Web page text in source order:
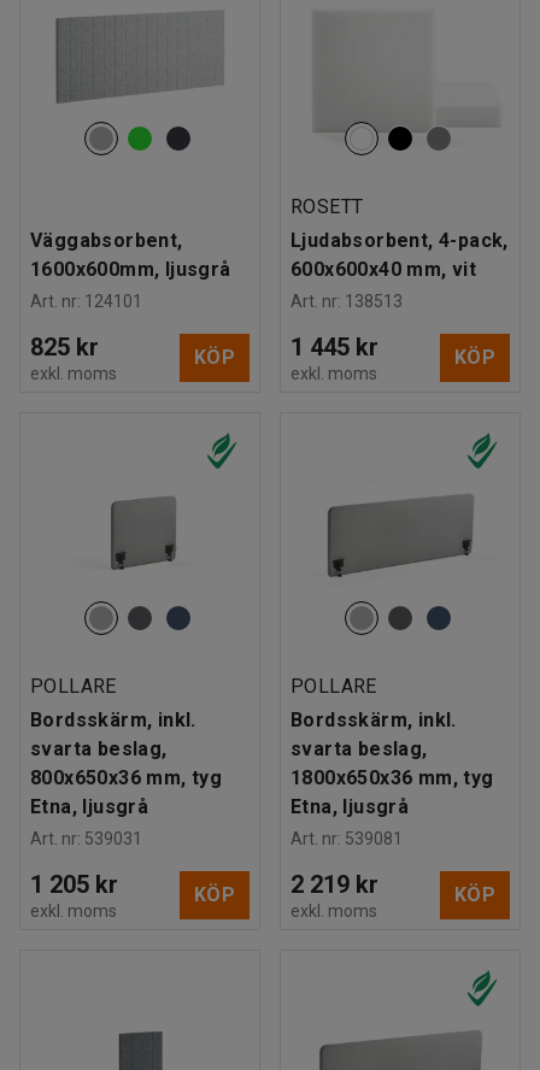
Väggabsorbent,
1600x600mm, ljusgrå
Art. nr: 124101
825 kr
exkl. moms
KÖP
ROSETT
Ljudabsorbent, 4-pack,
600x600x40 mm, vit
Art. nr: 138513
1 445 kr
exkl. moms
KÖP
POLLARE
Bordsskärm, inkl.
svarta beslag,
800x650x36 mm, tyg
Etna, ljusgrå
Art. nr: 539031
1 205 kr
exkl. moms
KÖP
POLLARE
Bordsskärm, inkl.
svarta beslag,
1800x650x36 mm, tyg
Etna, ljusgrå
Art. nr: 539081
2 219 kr
exkl. moms
KÖP